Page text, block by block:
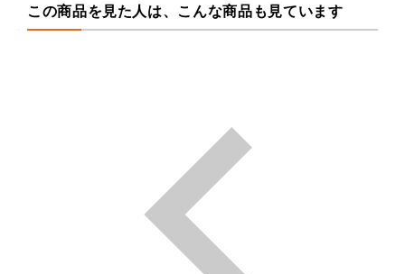
この商品を見た人は、こんな商品も見ています